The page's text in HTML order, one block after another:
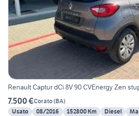
Renault Captur dCi 8V 90 CVEnergy Zen
7.500 €Corato(BA)
Usato
08/2016 152800 Km Diesel